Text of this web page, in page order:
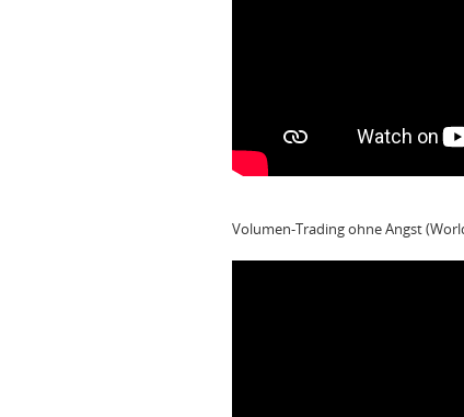
Volumen-Trading ohne Angst